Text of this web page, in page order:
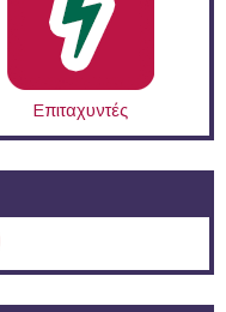
Επιταχυντές